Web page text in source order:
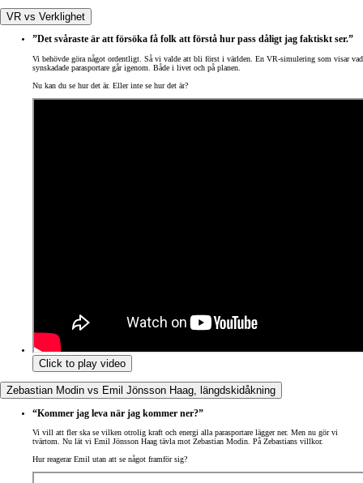
VR vs Verklighet
”Det svåraste är att försöka få folk att förstå hur pass dåligt jag faktiskt ser.”
Vi behövde göra något ordentligt. Så vi valde att bli först i världen. En VR-simulering som visar vad
synskadade parasportare går igenom. Både i livet och på planen.
Nu kan du se hur det är. Eller inte se hur det är?
Click to play video
Zebastian Modin vs Emil Jönsson Haag, längdskidåkning
“Kommer jag leva när jag kommer ner?”
Vi vill att fler ska se vilken otrolig kraft och energi alla parasportare lägger ner. Men nu gör vi
tvärtom. Nu lät vi Emil Jönsson Haag tävla mot Zebastian Modin. På Zebastians villkor.
Hur reagerar Emil utan att se något framför sig?